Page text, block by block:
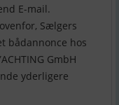
E-mail.
Sælgers
bådannonce hos
GmbH
yderligere